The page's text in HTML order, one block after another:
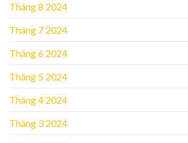
Tháng 8 2024
Tháng 7 2024
Tháng 6 2024
Tháng 5 2024
Tháng 4 2024
Tháng 3 2024